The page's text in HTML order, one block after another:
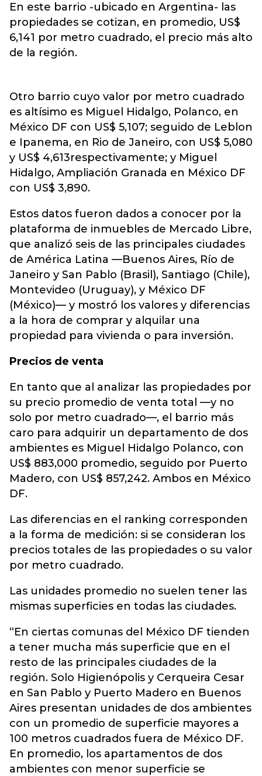
En este barrio -ubicado en Argentina- las
propiedades se cotizan, en promedio, US$
6,141 por metro cuadrado, el precio más alto
de la región.
Otro barrio cuyo valor por metro cuadrado
es altísimo es Miguel Hidalgo, Polanco, en
México DF con US$ 5,107; seguido de Leblon
e Ipanema, en Rio de Janeiro, con US$ 5,080
y US$ 4,613respectivamente; y Miguel
Hidalgo, Ampliación Granada en México DF
con US$ 3,890.
Estos datos fueron dados a conocer por la
plataforma de inmuebles de Mercado Libre,
que analizó seis de las principales ciudades
de América Latina —Buenos Aires, Río de
Janeiro y San Pablo (Brasil), Santiago (Chile),
Montevideo (Uruguay), y México DF
(México)— y mostró los valores y diferencias
a la hora de comprar y alquilar una
propiedad para vivienda o para inversión.
Precios de venta
En tanto que al analizar las propiedades por
su precio promedio de venta total —y no
solo por metro cuadrado—, el barrio más
caro para adquirir un departamento de dos
ambientes es Miguel Hidalgo Polanco, con
US$ 883,000 promedio, seguido por Puerto
Madero, con US$ 857,242. Ambos en México
DF.
Las diferencias en el ranking corresponden
a la forma de medición: si se consideran los
precios totales de las propiedades o su valor
por metro cuadrado.
Las unidades promedio no suelen tener las
mismas superficies en todas las ciudades.
“En ciertas comunas del México DF tienden
a tener mucha más superficie que en el
resto de las principales ciudades de la
región. Solo Higienópolis y Cerqueira Cesar
en San Pablo y Puerto Madero en Buenos
Aires presentan unidades de dos ambientes
con un promedio de superficie mayores a
100 metros cuadrados fuera de México DF.
En promedio, los apartamentos de dos
ambientes con menor superficie se